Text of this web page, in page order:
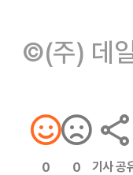
©(주) 데
0 0 기사 공